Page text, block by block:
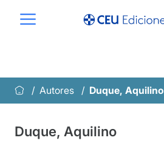
Autores Duque, Aquilino
Duque, Aquilino